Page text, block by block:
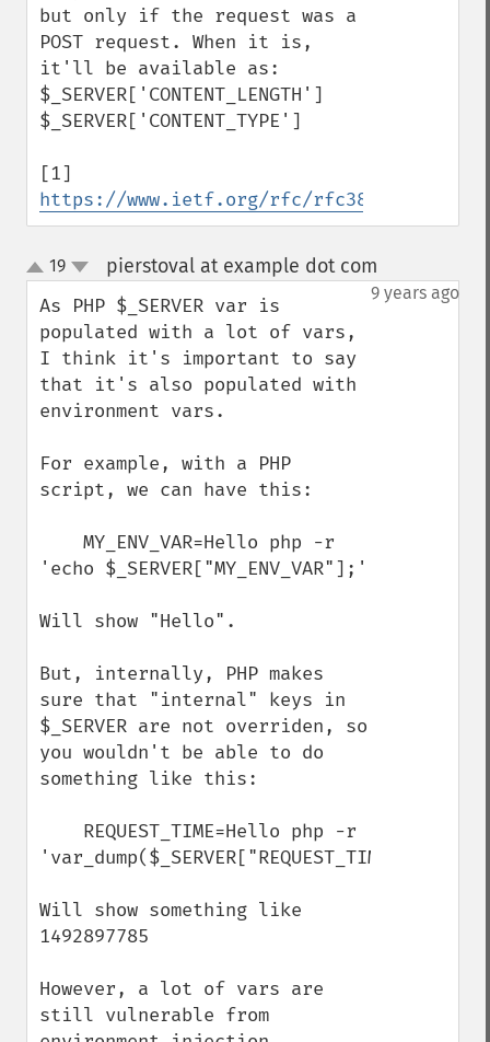
but only if the request was a
POST request. When it is,
it'll be available as:
$_SERVER['CONTENT_LENGTH']
$_SERVER['CONTENT_TYPE']
https://www.ietf.org/rfc/rfc3875
up
down
19 pierstoval at example dot com
9 years ago
As PHP $_SERVER var is
populated with a lot of vars,
I think it's important to say
that it's also populated with
environment vars.
For example, with a PHP
script, we can have this:
'echo $_SERVER["MY_ENV_VAR"];'
Will show "Hello".
But, internally, PHP makes
sure that "internal" keys in
$_SERVER are not overriden, so
you wouldn't be able to do
something like this:
'var_dump($_SERVER["REQUEST_TIME"]);'
Will show something like
1492897785
However, a lot of vars are
still vulnerable from